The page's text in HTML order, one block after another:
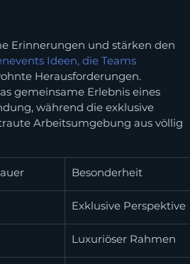
Erinnerungen und stärken den
Ideen, die Teams
Herausforderungen.
gemeinsame Erlebnis eines
während die exklusive
Arbeitsumgebung aus völlig
Besonderheit
Exklusive Perspektive
Luxuriöser Rahmen